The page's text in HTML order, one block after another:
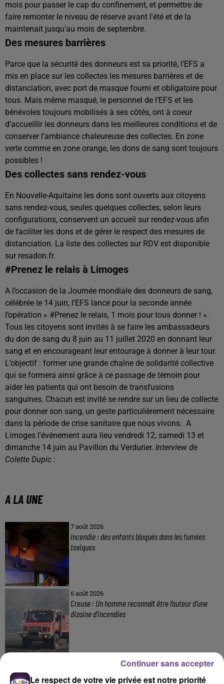
mois pour passer le cap du confinement, et permettre de
faire remonter le niveau de réserve avant l'été et de la
maintenait jusqu'au mois de septembre.
Des mesures barrières
Parce que la sécurité des donneurs est sa priorité, l’EFS a
mis en place sur les collectes les mesures barrières et de
distanciation, avec port de masque fourni et obligatoire pour
tous. Mais même masqué, le personnel de l’EFS et les
bénévoles toujours mobilisés à ses côtés, ont à coeur
d’accueillir les donneurs dans les meilleures conditions et de
conserver l’ambiance chaleureuse des collectes. En zone
verte comme en zone orange, les dons de sang sont toujours
possibles !
Des collectes sans rendez-vous
En Nouvelle-Aquitaine les dons sont ouverts aux citoyens
sans rendez-vous, seules quelques collectes, selon leurs
configurations, conservent un accueil sur rendez-vous afin
de faciliter les dons et de gérer le respect des mesures de
distanciation. La liste des collectes sur RDV est disponible
sur resadon.fr.
#Prenez le relais à Limoges
A l’occasion de la Journée mondiale des donneurs de sang,
célébrée le 14 juin, l’EFS lance pour la seconde année
l’opération « #Prenez le relais, 1 mois pour tous donner ! ».
Tous les citoyens sont invités à se faire les ambassadeurs
du don de sang du 8 juin au 11 juillet 2020 en donnant leur
sang et en encourageant leur entourage à donner à leur tour.
L’objectif : former une grande chaîne de solidarité collective
qui se formera ainsi grâce à ce passage de témoin pour
aider les patients qui ont besoin de transfusions
sanguines. Chacun est invité se rendre sur un lieu de collecte
pour donner son sang, un geste particulièrement nécessaire
dans la période de crise sanitaire que nous vivons. A
Limoges l'événement aura lieu vendredi 12, samedi 13 et
dimanche 14 juin au Pavillon du Verdurier. Interview de
Colette Dupic :
A LA UNE
7 août 2026
Incendie : des enfants bloqués dans les fumées
toxiques
6 août 2026
Creuse : Un homme reconnaît être l’auteur d’une
dizaine d’incendies
Accident mortel sur l’A20 à Limoges : un nouvel
appel à témoins
Le respect de votre vie privée est notre priorité
Continuer sans accepter